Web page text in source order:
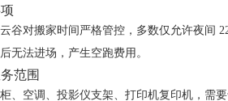
谷对搬家时间严格管控，多数仅允许夜间
无法进场，产生空跑费用。
范围
、空调、投影仪支架、打印机复印机，需